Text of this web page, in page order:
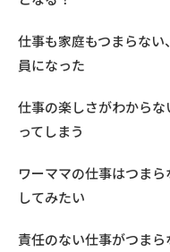
仕事も家庭もつまらな
員になった
仕事の楽しさがわから
ってしまう
ワーママの仕事はつま
してみたい
責任のない仕事がつま